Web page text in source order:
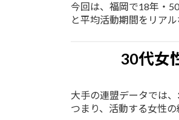
今回は、福岡で18年・
と平均活動期間をリア
30代女
大手の連盟データでは、
つまり、活動する女性の